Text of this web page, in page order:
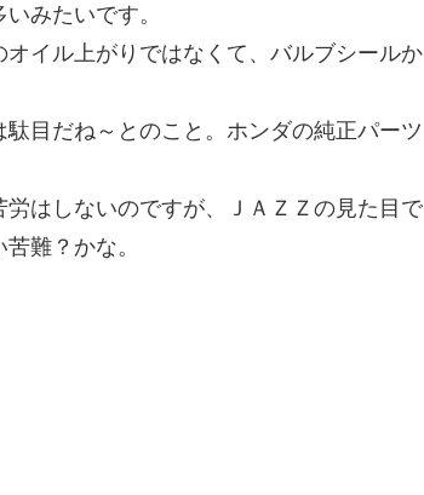
みたいです。
イル上がりではなくて、バルブシールか
目だね～とのこと。ホンダの純正パーツ
はしないのですが、ＪＡＺＺの見た目で
難？かな。